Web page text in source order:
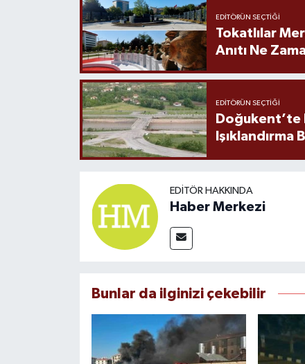
EDITÖRÜN SEÇTIĞI
Tokatlılar
Anıtı Ne
EDITÖRÜN SEÇTIĞI
Doğukent’te
Işıklandırma
EDITÖR HAKKINDA
Haber Merkezi
Bunlar da ilginizi çekebilir